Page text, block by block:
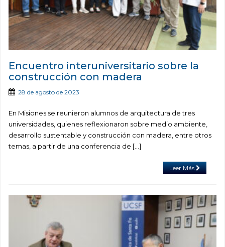
Encuentro interuniversitario sobre la
construcción con madera
28 de agosto de 2023
En Misiones se reunieron alumnos de arquitectura de tres
universidades, quienes reflexionaron sobre medio ambiente,
desarrollo sustentable y construcción con madera, entre otros
temas, a partir de una conferencia de […]
Leer Más